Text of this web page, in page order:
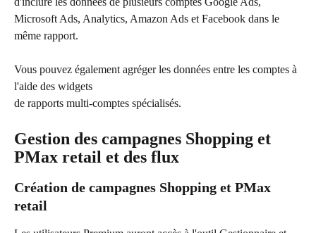
Microsoft Ads, Analytics, Amazon Ads et Facebook dans le
même rapport.
Vous pouvez également agréger les données entre les comptes à
l'aide des widgets
de rapports multi-comptes spécialisés.
Gestion des campagnes Shopping et
PMax retail et des flux
Création de campagnes Shopping et PMax
retail